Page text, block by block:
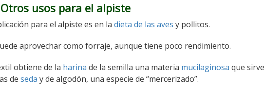
usos para el alpiste
para el alpiste es en la dieta de las aves y pollitos.
aprovechar como forraje, aunque tiene poco rendimiento.
obtiene de la harina de la semilla una materia mucilaginosa que
de seda y de algodón, una especie de “mercerizado”.